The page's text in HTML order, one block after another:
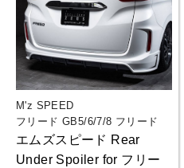
M'z SPEED
フリード GB5/6/7/8 フリード
エムズスピード Rear
Under Spoiler for フリー